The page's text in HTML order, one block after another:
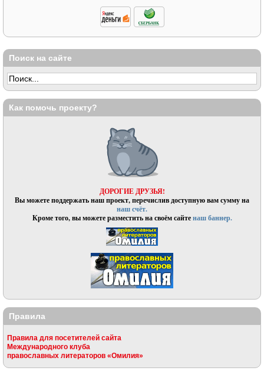
Поиск на сайте
Как помочь проекту?
ДОРОГИЕ ДРУЗЬЯ!
Вы можете поддержать наш проект, перечислив доступную вам сумму на
наш счёт.
Кроме того, вы можете разместить на своём сайтенаш баннер.
Правила
Правила для посетителей сайта
Международного клуба
православных литераторов «Омилия»